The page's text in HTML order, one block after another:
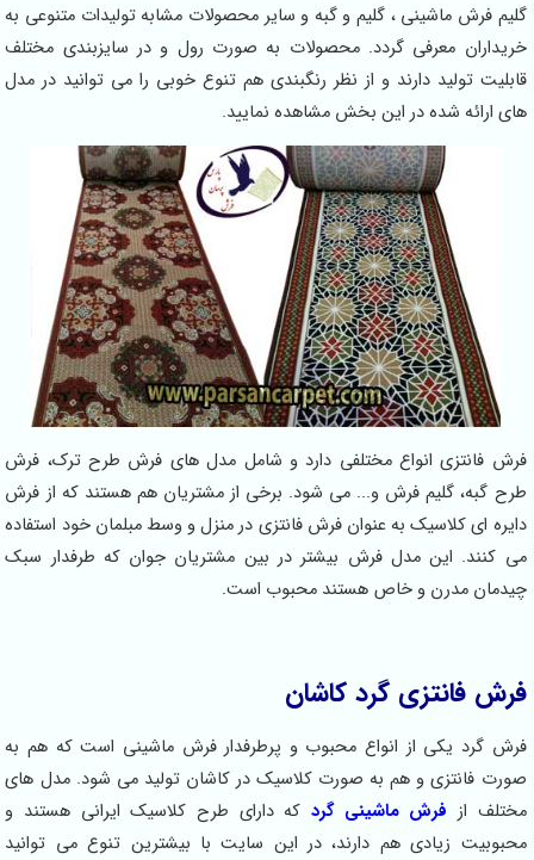
گلیم فرش ماشینی ، گلیم و گبه و سایر محصولات مشابه تولیدات متنوعی به
خریداران معرفی گردد. محصولات به صورت رول و در سایزبندی مختلف
قابلیت تولید دارند و از نظر رنگبندی هم تنوع خوبی را می توانید در مدل
های ارائه شده در این بخش مشاهده نمایید.
فرش فانتزی انواع مختلفی دارد و شامل مدل های فرش طرح ترک، فرش
طرح گبه، گلیم فرش و... می شود. برخی از مشتریان هم هستند که از فرش
دایره ای کلاسیک به عنوان فرش فانتزی در منزل و وسط مبلمان خود استفاده
می کنند. این مدل فرش بیشتر در بین مشتریان جوان که طرفدار سبک
چیدمان مدرن و خاص هستند محبوب است.
فرش فانتزی گرد کاشان
فرش گرد یکی از انواع محبوب و پرطرفدار فرش ماشینی است که هم به
صورت فانتزی و هم به صورت کلاسیک در کاشان تولید می شود. مدل های
مختلف از فرش ماشینی گرد که دارای طرح کلاسیک ایرانی هستند و
محبوبیت زیادی هم دارند، در این سایت با بیشترین تنوع می توانید